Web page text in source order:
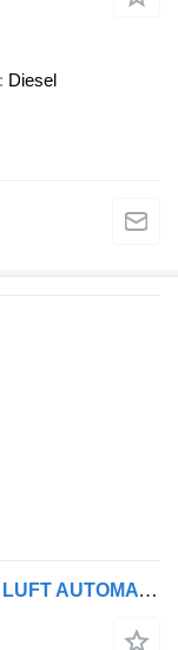
Diesel
IVECO EuroCargo ML 75 E 16 P LBW LUFT AUTOMATIK COC